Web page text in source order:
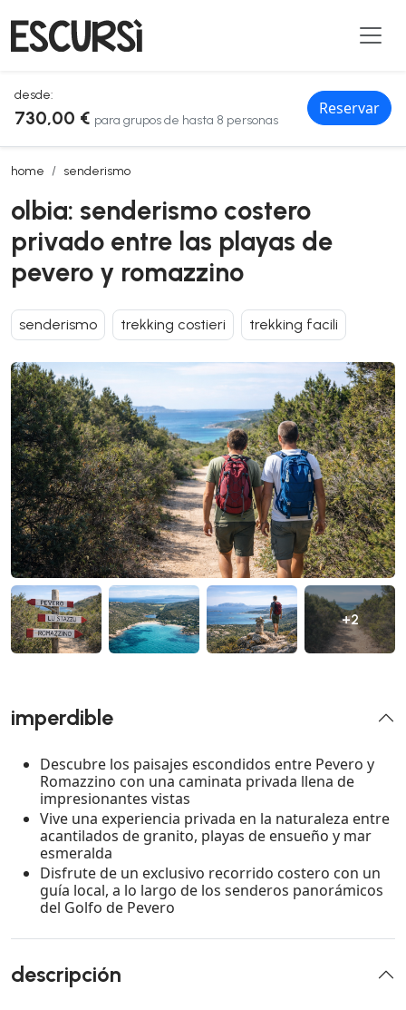
desde:
730,00 € para grupos de hasta 8 personas
Reservar
home senderismo
olbia: senderismo costero privado entre las playas de pevero y
olbia: senderismo costero
privado entre las playas de
pevero y romazzino
senderismo trekking costieri trekking facili
+2
imperdible
Descubre los paisajes escondidos entre Pevero y
Romazzino con una caminata privada llena de
impresionantes vistas
Vive una experiencia privada en la naturaleza entre
acantilados de granito, playas de ensueño y mar
esmeralda
Disfrute de un exclusivo recorrido costero con un
guía local, a lo largo de los senderos panorámicos
del Golfo de Pevero
descripción